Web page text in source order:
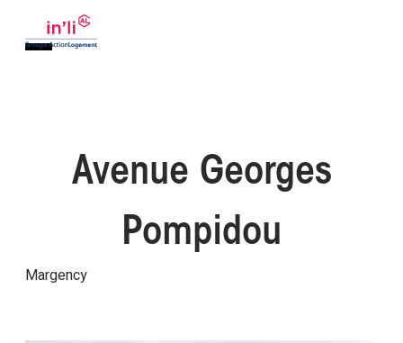
Avenue Georges
Pompidou
Margency